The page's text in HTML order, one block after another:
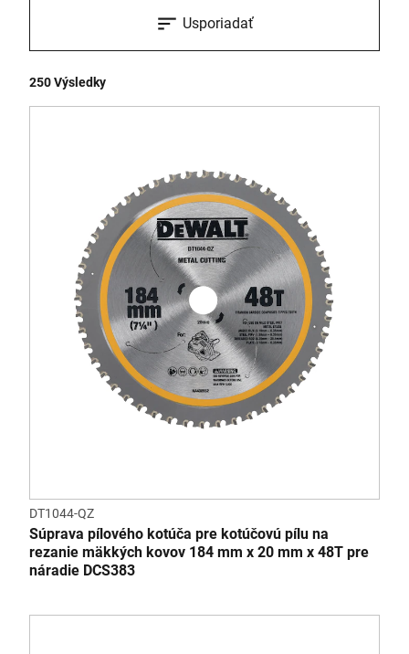
250 Výsledky
Usporiadať
DT1044-QZ
Súprava pílového kotúča pre kotúčovú pílu na
rezanie mäkkých kovov 184 mm x 20 mm x 48T pre
náradie DCS383